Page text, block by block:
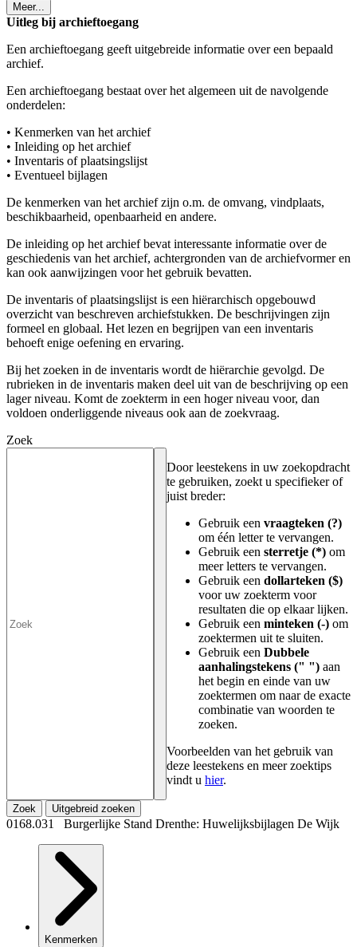
Meer...
Uitleg bij archieftoegang
Een archieftoegang geeft uitgebreide informatie over een bepaald
archief.
Een archieftoegang bestaat over het algemeen uit de navolgende
onderdelen:
• Kenmerken van het archief
• Inleiding op het archief
• Inventaris of plaatsingslijst
• Eventueel bijlagen
De kenmerken van het archief zijn o.m. de omvang, vindplaats,
beschikbaarheid, openbaarheid en andere.
De inleiding op het archief bevat interessante informatie over de
geschiedenis van het archief, achtergronden van de archiefvormer en
kan ook aanwijzingen voor het gebruik bevatten.
De inventaris of plaatsingslijst is een hiërarchisch opgebouwd
overzicht van beschreven archiefstukken. De beschrijvingen zijn
formeel en globaal. Het lezen en begrijpen van een inventaris
behoeft enige oefening en ervaring.
Bij het zoeken in de inventaris wordt de hiërarchie gevolgd. De
rubrieken in de inventaris maken deel uit van de beschrijving op een
lager niveau. Komt de zoekterm in een hoger niveau voor, dan
voldoen onderliggende niveaus ook aan de zoekvraag.
Zoek
Door leestekens in uw zoekopdracht
te gebruiken, zoekt u specifieker of
juist breder:
Gebruik een vraagteken (?)
om één letter te vervangen.
Gebruik een sterretje (*) om
meer letters te vervangen.
Gebruik een dollarteken ($)
voor uw zoekterm voor
resultaten die op elkaar lijken.
Gebruik een minteken (-) om
zoektermen uit te sluiten.
Gebruik een Dubbele
aanhalingstekens (" ") aan
het begin en einde van uw
zoektermen om naar de exacte
combinatie van woorden te
zoeken.
Voorbeelden van het gebruik van
deze leestekens en meer zoektips
vindt u hier.
Zoek Uitgebreid zoeken
0168.031 Burgerlijke Stand Drenthe: Huwelijksbijlagen De Wijk
Kenmerken